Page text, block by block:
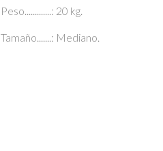
Peso.............: 20 kg.
Tamaño.......: Mediano.